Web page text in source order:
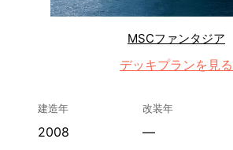
MSCファンタジア
デッキプランを見る
建造年
2008
改装年
—